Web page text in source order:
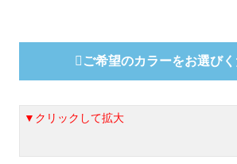
ご希望のカラーをお選び
▼クリックして拡大